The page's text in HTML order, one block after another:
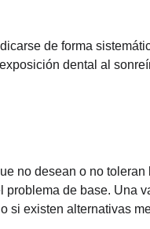
de forma
dental al
no desean o no
de base. Una
si existen alternativas